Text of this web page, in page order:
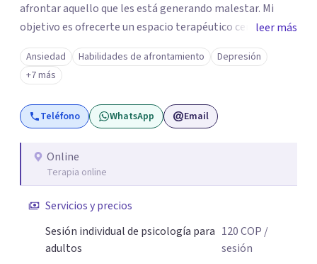
afrontar aquello que les está generando malestar. Mi
objetivo es ofrecerte un espacio terapéutico cercano,
seguro y libre de juicios, en el que puedas comprender
mejor lo que estás viviendo, reconocer tus necesidades y
desarrollar herramientas que te ayuden a afrontar tu
malestar emocional con mayor claridad y bienestar.
leer más
Ansiedad Habilidades de afrontamiento
Depresión
+7 más
Teléfono WhatsApp Email
Online
Terapia online
Servicios y precios
Sesión individual de psicología para
adultos
120COP /
sesión